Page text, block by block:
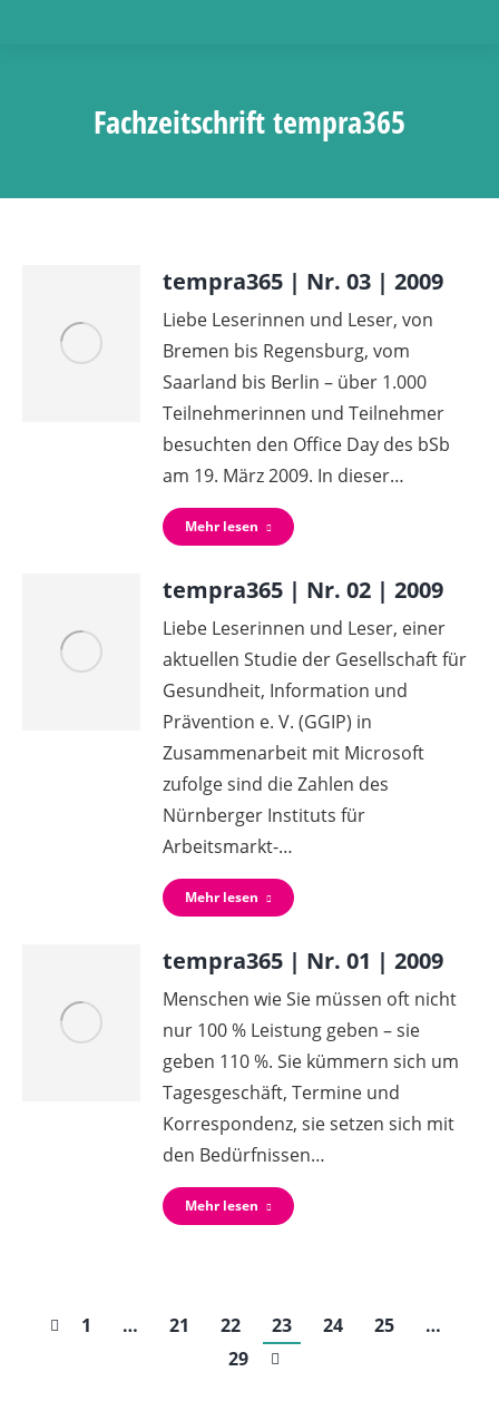
Fachzeitschrift tempra365
tempra365 | Nr. 03 | 2009
Liebe Leserinnen und Leser, von
Bremen bis Regensburg, vom
Saarland bis Berlin – über 1.000
Teilnehmerinnen und Teilnehmer
besuchten den Office Day des bSb
am 19. März 2009. In dieser…
Mehr lesen
tempra365 | Nr. 02 | 2009
Liebe Leserinnen und Leser, einer
aktuellen Studie der Gesellschaft für
Gesundheit, Information und
Prävention e. V. (GGIP) in
Zusammenarbeit mit Microsoft
zufolge sind die Zahlen des
Nürnberger Instituts für
Arbeitsmarkt-…
Mehr lesen
tempra365 | Nr. 01 | 2009
Menschen wie Sie müssen oft nicht
nur 100 % Leistung geben – sie
geben 110 %. Sie kümmern sich um
Tagesgeschäft, Termine und
Korrespondenz, sie setzen sich mit
den Bedürfnissen…
Mehr lesen
1 … 21 22 23 24 25
…
29